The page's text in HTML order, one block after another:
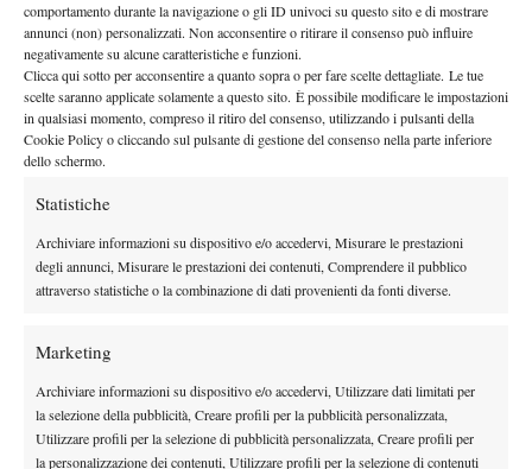
comportamento durante la navigazione o gli ID univoci su questo sito e di mostrare
annunci (non) personalizzati. Non acconsentire o ritirare il consenso può influire
negativamente su alcune caratteristiche e funzioni.
Clicca qui sotto per acconsentire a quanto sopra o per fare scelte dettagliate. Le tue
scelte saranno applicate solamente a questo sito. È possibile modificare le impostazioni
in qualsiasi momento, compreso il ritiro del consenso, utilizzando i pulsanti della
Cookie Policy o cliccando sul pulsante di gestione del consenso nella parte inferiore
dello schermo.
Statistiche
Archiviare informazioni su dispositivo e/o accedervi, Misurare le prestazioni
degli annunci, Misurare le prestazioni dei contenuti, Comprendere il pubblico
attraverso statistiche o la combinazione di dati provenienti da fonti diverse.
Marketing
Archiviare informazioni su dispositivo e/o accedervi, Utilizzare dati limitati per
la selezione della pubblicità, Creare profili per la pubblicità personalizzata,
Utilizzare profili per la selezione di pubblicità personalizzata, Creare profili per
la personalizzazione dei contenuti, Utilizzare profili per la selezione di contenuti
Fiano Romano e Trieste delle ultime settimane, Ruggeri firma
così il suo terzo titolo stagionale, a testimonianza di una crescita
costante. Allieva dellaMTA Pro Teamdi Jesi e accompagnata da
Alice Savoretti, con questo risultato si avvicina al best ranking di
numero 431 raggiunto nel maggio 2024.
In terra egiziana arriva il titolo anche per Fabrizio Andaloro.
Il 24enne messinese ha conquistato il 25.000 dollari di Sharm El
finali perse in questo 2025. Un torneo solido per Andaloro, che
si è adattato al cemento egiziano fino al successo finale contro la
6-3 6-4. L’allievo della Salento Tennis Team grazie a questo
mondo, firmando così il proprio best ranking.
Si fermano in finale Lorenzo Giustino, battuto dal dominicano
Hardt al 25.000 dollari sulla terra rossa di Sabadell in Spagna, e